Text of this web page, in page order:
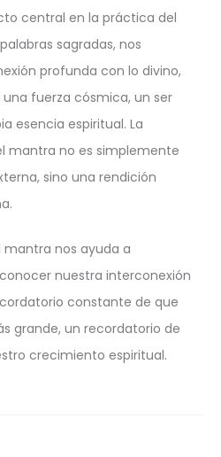
central en la práctica del
sagradas, nos
profunda con lo divino,
fuerza cósmica, un ser
esencia espiritual. La
mantra no es simplemente
sino una rendición
nos ayuda a
nuestra interconexión
constante de que
grande, un recordatorio de
crecimiento espiritual.